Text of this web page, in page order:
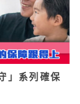
」系列確保